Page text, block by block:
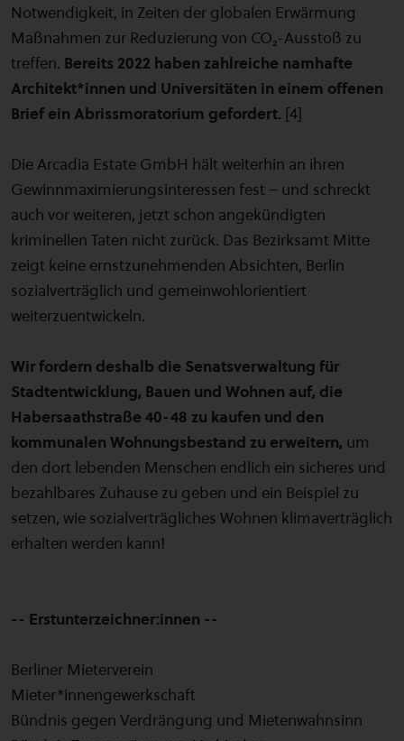
Notwendigkeit, in Zeiten der globalen Erwärmung
Maßnahmen zur Reduzierung von CO₂-Ausstoß zu
treffen. Bereits 2022 haben zahlreiche namhafte
Architekt*innen und Universitäten in einem offenen
Brief ein Abrissmoratorium gefordert. [4]
Die Arcadia Estate GmbH hält weiterhin an ihren
Gewinnmaximierungsinteressen fest – und schreckt
auch vor weiteren, jetzt schon angekündigten
kriminellen Taten nicht zurück. Das Bezirksamt Mitte
zeigt keine ernstzunehmenden Absichten, Berlin
sozialverträglich und gemeinwohlorientiert
weiterzuentwickeln.
Wir fordern deshalb die Senatsverwaltung für
Stadtentwicklung, Bauen und Wohnen auf, die
Habersaathstraße 40-48 zu kaufen und den
kommunalen Wohnungsbestand zu erweitern, um
den dort lebenden Menschen endlich ein sicheres und
bezahlbares Zuhause zu geben und ein Beispiel zu
setzen, wie sozialverträgliches Wohnen klimaverträglich
erhalten werden kann!
-- Erstunterzeichner:innen --
Berliner Mieterverein
Mieter*innengewerkschaft
Bündnis gegen Verdrängung und Mietenwahnsinn